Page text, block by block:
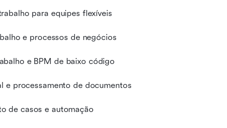
para equipes flexíveis
e processos de negócios
e BPM de baixo código
e processamento de documentos
de casos e automação